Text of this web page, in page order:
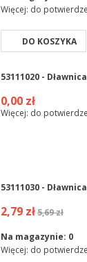
Więcej: do
DO KOSZYKA
53111020 -
0,00 zł
Więcej: do
53111030 -
2,79 zł5,69 zł
Na magazynie: 0
Więcej: do